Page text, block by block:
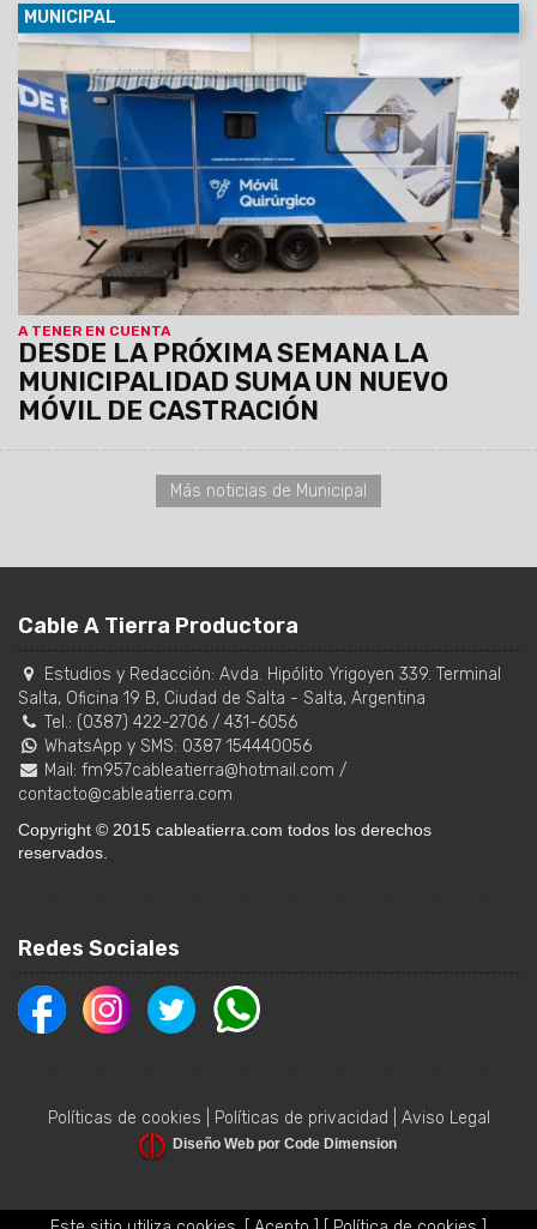
MUNICIPAL
A TENER EN CUENTA
DESDE LA PRÓXIMA SEMANA LA
MUNICIPALIDAD SUMA UN NUEVO
MÓVIL DE CASTRACIÓN
08/08/2026 La unidad, equipada con dos camillas, será
instalada de manera fija del lunes 10 al viernes 14 de agosto
en el SUM del barrio Sanidad, donde atenderá de 8.30 a 13 hs.
Los turnos se entregarán previamente vía Whatsapp
comunicándose al: 3872102659 y 3874861402
Más noticias de Municipal
Cable A Tierra Productora
Estudios y Redacción: Avda. Hipólito Yrigoyen 339. Terminal
Salta, Oficina 19 B, Ciudad de Salta - Salta, Argentina
Tel.: (0387) 422-2706 / 431-6056
WhatsApp y SMS: 0387 154440056
Mail: fm957cableatierra@hotmail.com /
contacto@cableatierra.com
Copyright © 2015 cableatierra.com todos los derechos
reservados.
Redes Sociales
Políticas de cookies Políticas de privacidad Aviso Legal
Diseño Web por Code Dimension